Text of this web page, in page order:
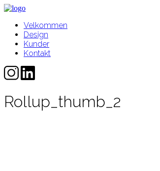
Velkommen
Design
Kunder
Kontakt
Rollup_thumb_2